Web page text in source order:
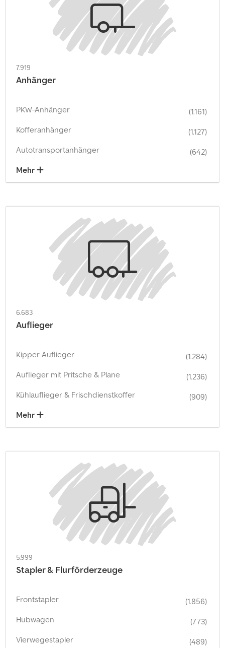
7.919
Anhänger
PKW-Anhänger
(1.161)
Kofferanhänger
(1.127)
Autotransportanhänger
(642)
Mehr
6.683
Auflieger
Kipper Auflieger
(1.284)
Auflieger mit Pritsche & Plane
(1.236)
Kühlauflieger & Frischdienstkoffer
(909)
Mehr
5.999
Stapler & Flurförderzeuge
Frontstapler
(1.856)
Hubwagen
(773)
Vierwegestapler
(489)